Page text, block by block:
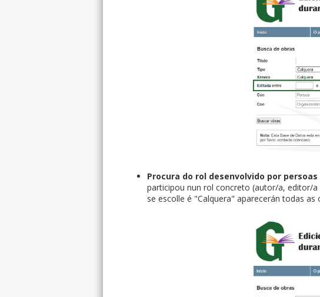
Procura do rol desenvolvido por
participou nun rol concreto (autor/a, editor/
se escolle é "Calquera" aparecerán todas